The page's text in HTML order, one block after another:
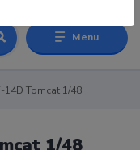
Menu
14D Tomcat 1/48
1/48